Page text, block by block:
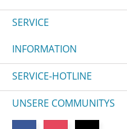
SERVICE
INFORMATION
SERVICE-HOTLINE
UNSERE COMMUNITYS